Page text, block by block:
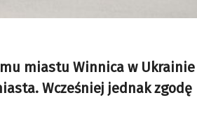
miastu Winnica w Ukrainie
Wcześniej jednak zgodę